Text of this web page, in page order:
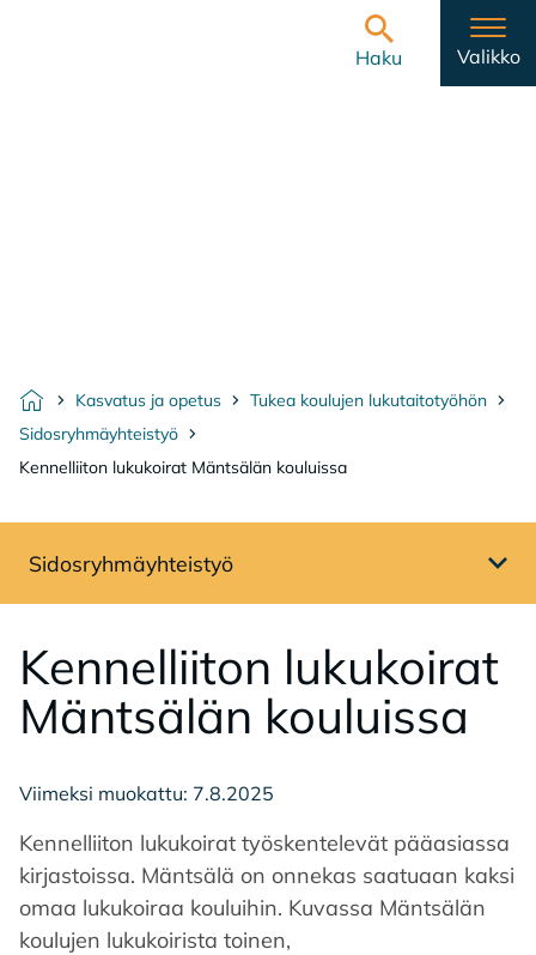
Haku
Valikko
Etusivu
Kasvatus ja opetus
Tukea koulujen lukutaitotyöhön
Sidosryhmäyhteistyö
Kennelliiton lukukoirat Mäntsälän kouluissa
Avaa sivuvalikko
Sidosryhmäyhteistyö
Ken­nel­lii­ton lu­ku­koi­rat
Mänt­sä­län kou­luis­sa
Viimeksi muokattu: 7.8.2025
Kennelliiton lukukoirat työskentelevät pääasiassa
kirjastoissa. Mäntsälä on onnekas saatuaan kaksi
omaa lukukoiraa kouluihin. Kuvassa Mäntsälän
koulujen lukukoirista toinen,